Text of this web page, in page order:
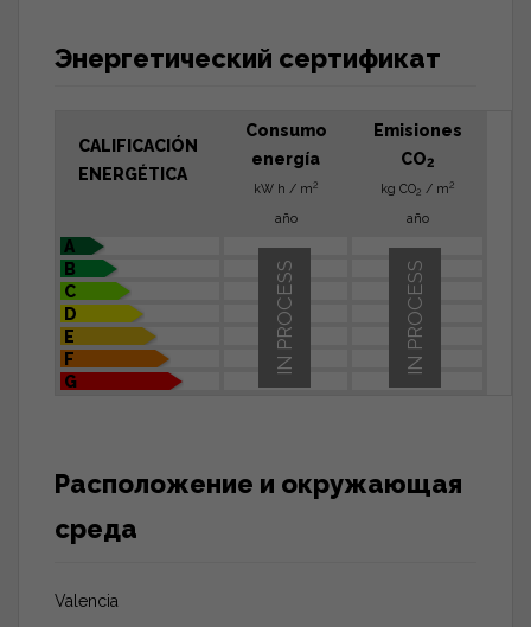
Энергетический сертификат
CALIFICACIÓN
ENERGÉTICA
Consumo
energía
kW h / m2
año
Emisiones
CO2
kg CO2 / m2
año
A
B
C
D
E
F
G
IN PROCESS
IN PROCESS
Расположение и окружающая
среда
Valencia